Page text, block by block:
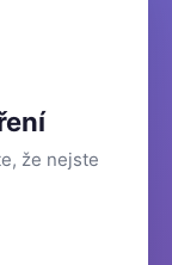
že nejste